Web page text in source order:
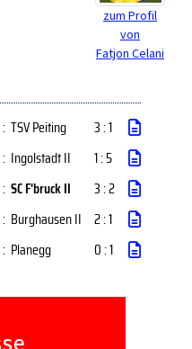
zum Profil
von
Fatjon Celani
: TSV Peiting
3 : 1
: Ingolstadt II
1 : 5
: SC F'bruck II
3 : 2
: Burghausen II 2 : 1
: Planegg 0 : 1